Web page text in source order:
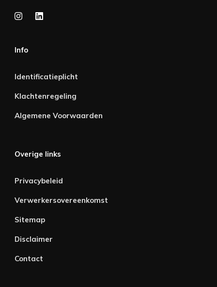
Info
Identificatieplicht
Klachtenregeling
Algemene Voorwaarden
Overige links
Privacybeleid
Verwerkersovereenkomst
Sitemap
Disclaimer
Contact